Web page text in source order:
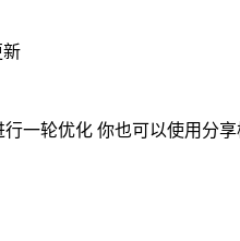
新
一轮优化 你也可以使用分